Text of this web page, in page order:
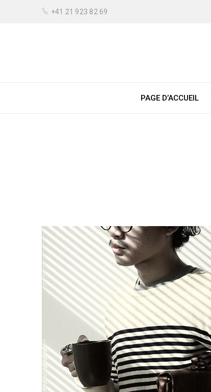
+41 21 923 82 69
PAGE D’ACCUEIL